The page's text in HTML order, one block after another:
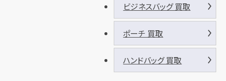
ビジネスバッグ 買取
ポーチ 買取
ハンドバッグ 買取